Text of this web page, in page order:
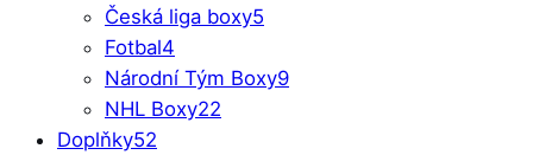
Česká liga boxy5
Fotbal4
Národní Tým Boxy9
NHL Boxy22
Doplňky52